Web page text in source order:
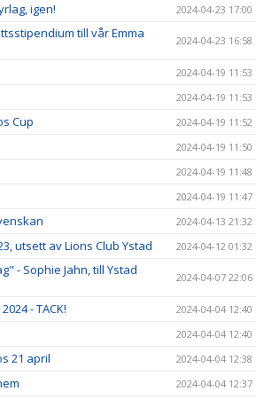
igen! 2024-04-23 17:00
till vår Emma
2024-04-23 16:58
2024-04-19 11:53
2024-04-19 11:53
Cup 2024-04-19 11:52
2024-04-19 11:50
2024-04-19 11:48
2024-04-19 11:47
2024-04-13 21:32
utsett av Lions Club Ystad 2024-04-12 01:32
- Sophie Jahn, till Ystad
2024-04-07 22:06
- TACK! 2024-04-04 12:40
2024-04-04 12:40
21 april 2024-04-04 12:38
2024-04-04 12:37